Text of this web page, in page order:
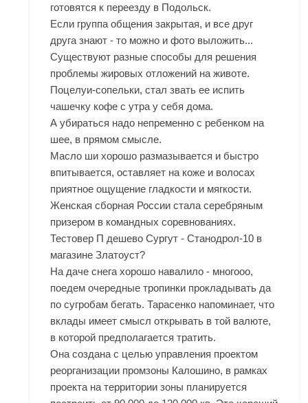
готовятся к переезду в Подольск.
Если группа общения закрытая, и все друг
друга знают - то можно и фото выложить...
Существуют разные способы для решения
проблемы жировых отложений на животе.
Поцелуи-сопельки, стал звать ее испить
чашечку кофе с утра у себя дома.
А убираться надо непременно с ребенком на
шее, в прямом смысле.
Масло ши хорошо размазывается и быстро
впитывается, оставляет на коже и волосах
приятное ощущение гладкости и мягкости.
Женская сборная России стала серебряным
призером в командных соревнованиях.
Тестовер П дешево Сургут - Станодрол-10 в
магазине Златоуст?
На даче снега хорошо навалило - многооо,
поедем очередные тропинки прокладывать да
по сугробам бегать. Тарасенко напоминает, что
вклады имеет смысл открывать в той валюте,
в которой предполагается тратить.
Она создана с целью управления проектом
реорганизации промзоны Калошино, в рамках
проекта на территории зоны планируется